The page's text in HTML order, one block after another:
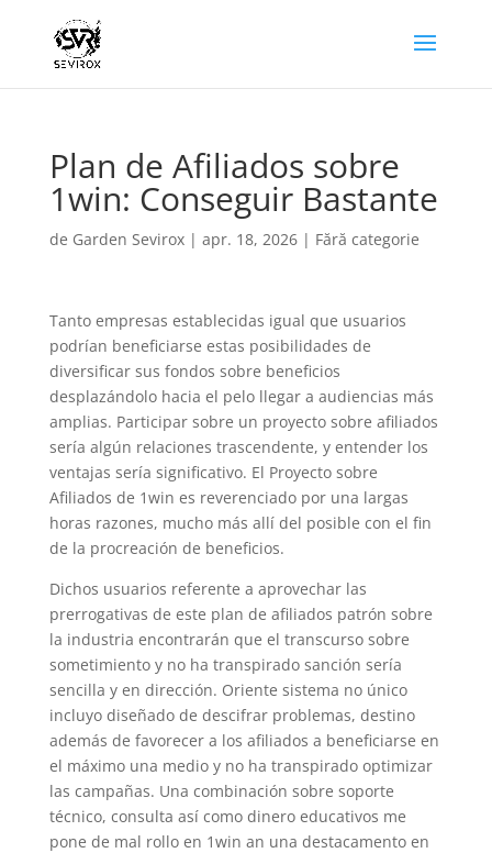
Plan de Afiliados sobre
1win: Conseguir Bastante
de Garden Sevirox| apr. 18, 2026| Fără categorie
Tanto empresas establecidas igual que usuarios
podrían beneficiarse estas posibilidades de
diversificar sus fondos sobre beneficios
desplazándolo hacia el pelo llegar a audiencias más
amplias. Participar sobre un proyecto sobre afiliados
serí­a algún relaciones trascendente, y entender los
ventajas serí­a significativo. El Proyecto sobre
Afiliados de 1win es reverenciado por una largas
horas razones, mucho más allí del posible con el fin
de la procreación de beneficios.
Dichos usuarios referente a aprovechar las
prerrogativas de este plan de afiliados patrón sobre
la industria encontrarán que el transcurso sobre
sometimiento y no ha transpirado sanción serí­a
sencilla y en dirección. Oriente sistema no único
incluyo diseñado de descifrar problemas, destino
además de favorecer a los afiliados a beneficiarse en
el máximo una medio y no ha transpirado optimizar
las campañas. Una combinación sobre soporte
técnico, consulta así­ como dinero educativos me
pone de mal rollo en 1win an una destacamento en